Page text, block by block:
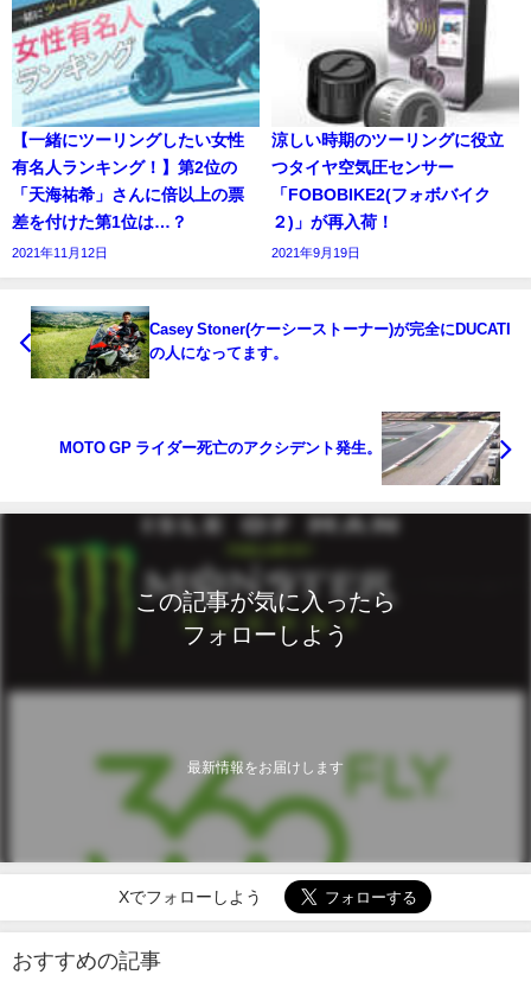
【一緒にツーリングしたい女性
有名人ランキング！】第2位の
「天海祐希」さんに倍以上の票
差を付けた第1位は…？
2021年11月12日
涼しい時期のツーリングに役立
つタイヤ空気圧センサー
「FOBOBIKE2(フォボバイク
２)」が再入荷！
2021年9月19日
Casey Stoner(ケーシーストーナー)が完全にDUCATI
の人になってます。
MOTO GP ライダー死亡のアクシデント発生。
この記事が気に入ったら
フォローしよう
最新情報をお届けします
Xでフォローしよう
おすすめの記事